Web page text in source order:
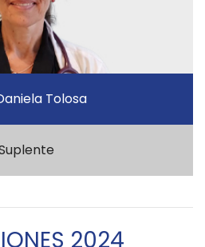
Tolosa
2024